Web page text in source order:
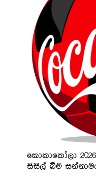
කොකාකෝලා
සිසිල් බීම